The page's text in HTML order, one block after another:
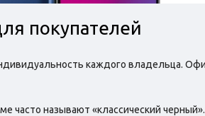
покупателей
каждого владельца.
часто называют «классический